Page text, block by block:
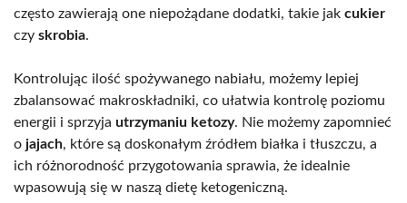
często zawierają one niepożądane dodatki, takie jak cukier
czy skrobia.
Kontrolując ilość spożywanego nabiału, możemy lepiej
zbalansować makroskładniki, co ułatwia kontrolę poziomu
energii i sprzyja utrzymaniu ketozy. Nie możemy zapomnieć
o jajach, które są doskonałym źródłem białka i tłuszczu, a
ich różnorodność przygotowania sprawia, że idealnie
wpasowują się w naszą dietę ketogeniczną.